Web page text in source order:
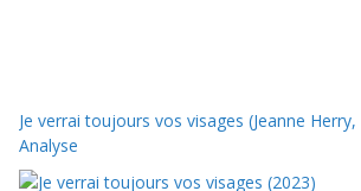
Je verrai toujours vos visages (Jeanne
Analyse